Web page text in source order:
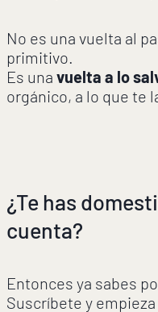
No es una vuelta al
primitivo.
Es una vuelta a lo
orgánico, a lo que te
¿Te has
cuenta?
Entonces ya sabes
Suscríbete y